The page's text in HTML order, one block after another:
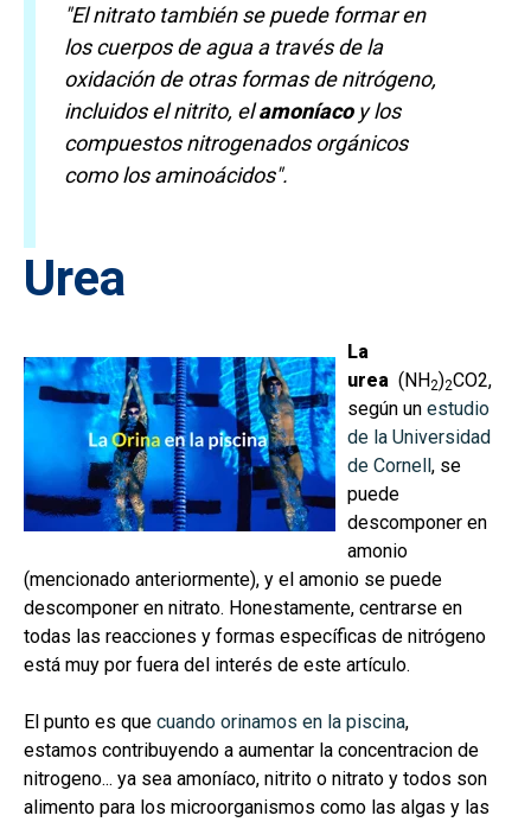
"El nitrato también se puede formar en
los cuerpos de agua a través de la
oxidación de otras formas de nitrógeno,
incluidos el nitrito, elamoníacoy los
compuestos nitrogenados orgánicos
como los aminoácidos".
Urea
La
urea (NH2)2CO2,
según un estudio
de la Universidad
de Cornell , se
puede
descomponer en
amonio
(mencionado anteriormente), y el amonio se puede
descomponer en nitrato. Honestamente, centrarse en
todas las reacciones y formas específicas de nitrógeno
está muy por fuera del interés de este artículo.
El punto es que cuando orinamos en la piscina,
estamos contribuyendo a aumentar la concentracion de
nitrogeno... ya sea amoníaco, nitrito o nitrato y todos son
alimento para los microorganismos como las algas y las